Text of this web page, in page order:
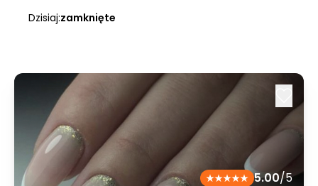
Dzisiaj:zamknięte
5.00/5